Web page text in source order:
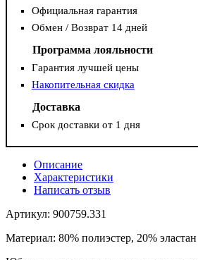
Официальная гарантия
Обмен / Возврат 14 дней
Программа лояльности
Гарантия лучшей цены
Накопительная скидка
Доставка
Срок доставки от 1 дня
Описание
Характеристики
Написать отзыв
Артикул: 900759.331
Материал: 80% полиэстер, 20% эластан